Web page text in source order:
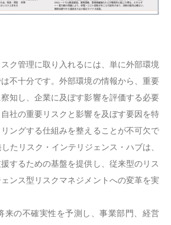
ク管理に取り入れるには、単に外部環境
不十分です。外部環境の情報から、重要
知し、企業に及ぼす影響を評価する必要
社の重要リスクと影響を及ぼす要因を特
ングする仕組みを整えることが不可欠で
たリスク・インテリジェンス・ハブは、
するための基盤を提供し、従来型のリス
ンス型リスクマネジメントへの変革を実
来の不確実性を予測し、事業部門、経営